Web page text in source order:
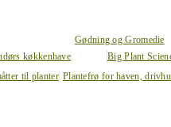
køkkenhave
Gødning og Gromedie
Big Plant
til planter Plantefrø for haven,